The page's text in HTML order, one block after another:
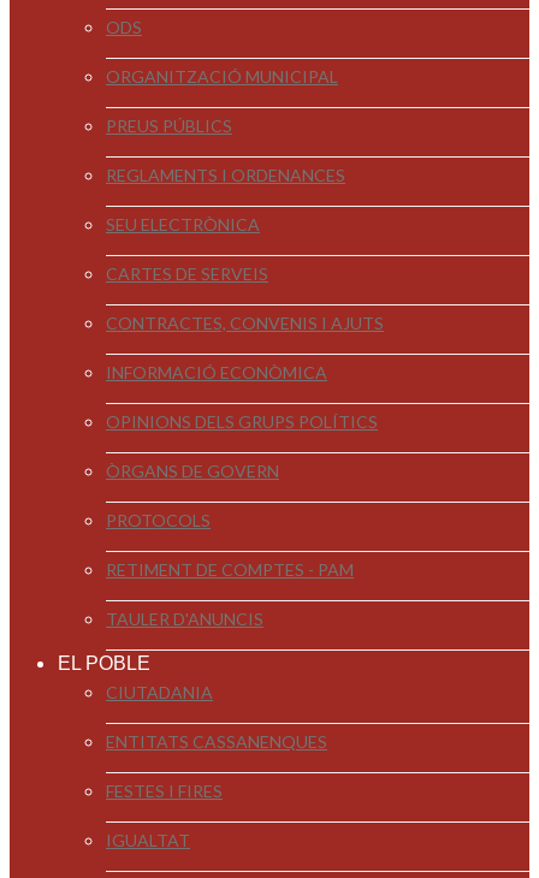
ODS
ORGANITZACIÓ MUNICIPAL
PREUS PÚBLICS
REGLAMENTS I ORDENANCES
SEU ELECTRÒNICA
CARTES DE SERVEIS
CONTRACTES, CONVENIS I AJUTS
INFORMACIÓ ECONÒMICA
OPINIONS DELS GRUPS POLÍTICS
ÒRGANS DE GOVERN
PROTOCOLS
RETIMENT DE COMPTES - PAM
TAULER D'ANUNCIS
EL POBLE
CIUTADANIA
ENTITATS CASSANENQUES
FESTES I FIRES
IGUALTAT